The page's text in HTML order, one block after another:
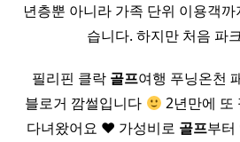
년층뿐 아니라 가족 단위 이용객
습니다. 하지만 처음 파
​ ​ 필리핀 클락 골프여행 푸닝온천
블로거 깜썰입니다
2년만에 또
다녀왔어요 ♥ 가성비로 골프부터